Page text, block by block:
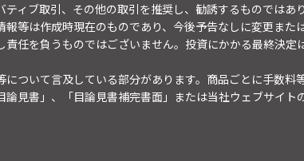
ィブ取引、その他の取引を推奨し、勧誘するものではあ
等は作成時現在のものであり、今後予告なしに変更また
任を負うものではございません。投資にかかる最終決
ついて言及している部分があります。商品ごとに手数料
論見書」、「目論見書補完書面」または当社ウェブサイト